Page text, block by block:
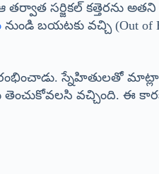
సర్జికల్ కత్తెరను
నుండి బయటకు వచ్చి (Out of
స్నేహితులతో
వచ్చింది. ఈ